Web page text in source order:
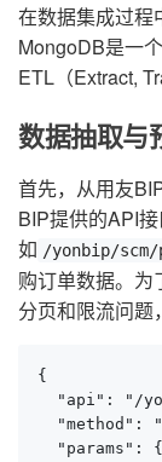
在数据集成过程
MongoDB是一
ETL（Extract,
数据抽取与
首先，从用友
BIP提供的API接
如 /yonbip/
购订单数据。为
分页和限流问题
{
"api": "/
"method":
  "params": {